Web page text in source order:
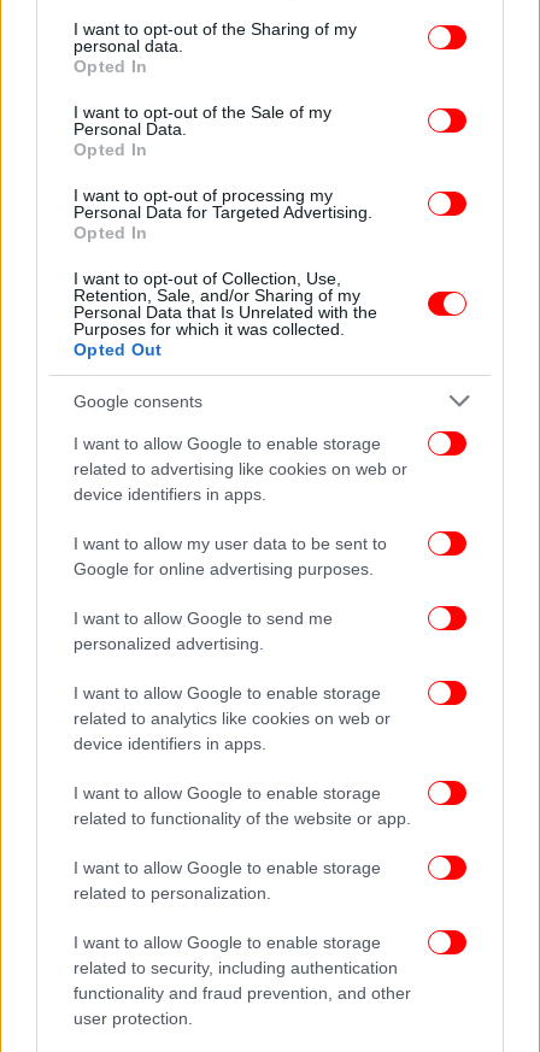
not limited to your visit or usage behaviour. You may click to
grant or deny consent to Google and its third-party tags to
use your data for below specified purposes in below Google
consent section.
I want to opt-out of the Sharing of my
personal data.
Opted In
I want to opt-out of the Sale of my
Personal Data.
Opted In
I want to opt-out of processing my
Personal Data for Targeted Advertising.
Opted In
I want to opt-out of Collection, Use,
Retention, Sale, and/or Sharing of my
Personal Data that Is Unrelated with the
Purposes for which it was collected.
Opted Out
Google consents
I want to allow Google to enable storage
related to advertising like cookies on web or
device identifiers in apps.
I want to allow my user data to be sent to
Google for online advertising purposes.
I want to allow Google to send me
personalized advertising.
I want to allow Google to enable storage
related to analytics like cookies on web or
device identifiers in apps.
I want to allow Google to enable storage
related to functionality of the website or app.
I want to allow Google to enable storage
related to personalization.
I want to allow Google to enable storage
related to security, including authentication
functionality and fraud prevention, and other
user protection.
Η πρώιμη διάγνωση του μελανώματος και οι νέες
θεραπείες έχουν οδηγήσει σε πάρα πολύ καλά
θεραπευτικά αποτελέσματα με πενταετή επιβίωση
πάνω του 90%.
Όσο για τα σημάδια που μπορούν να
προειδοποιήσουν για μελάνωμα, ο κανόνας ABCDE
εντοπισμό πιθανών επικίνδυνων σημαδιών:
A, όπως Ασυμμετρία
B, όπως Περίγραμμα (Border)
C, όπως Χρώμα (Color)
D, όπως Διάμετρος
E, όπως Εξέλιξη (αλλαγή σε μέγεθος, σχήμα, χρώμα
Λίγες εβδομάδες μετά τη διάγνωση, η Ζακλίν Μιλς